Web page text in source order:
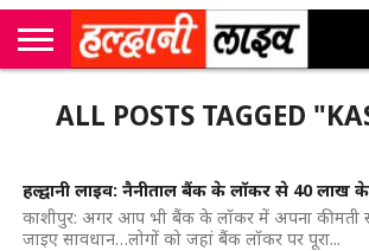
एम
कॉर्नर
उत्तराखंड
न्यूज़
खेल
मनोरंजन
सम्पादकीय
जॉब
अलर्ट्स
ALL POSTS TAGGED
हल्द्वानी लाइव: नैनीताल बैंक के लॉकर से 40 लाख
काशीपुर: अगर आप भी बैंक के लॉकर में अपना कीमती
जाइए सावधान…लोगों को जहां बैंक लॉकर पर पूरा...